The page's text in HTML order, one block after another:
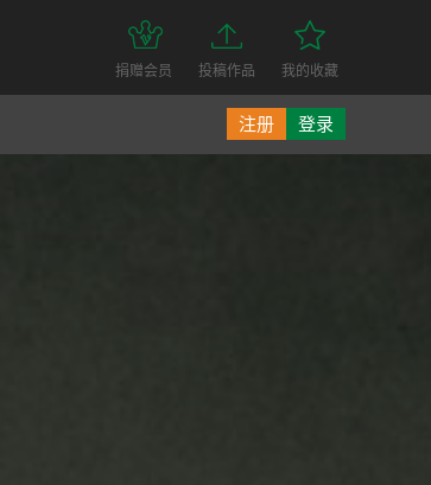
我的收藏
投稿作品
捐赠会员
注册 登录